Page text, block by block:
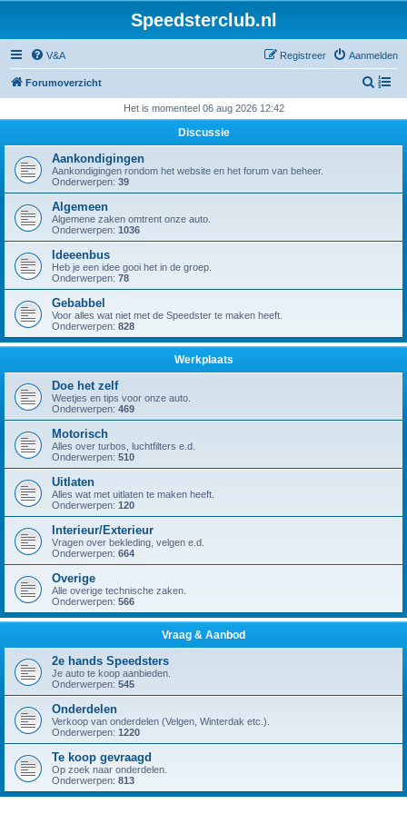
Speedsterclub.nl
V&A Aanmelden
Registreer
Forumoverzicht
Z
k
Het is momenteel 06 aug 2026 12:42
Discussie
Aankondigingen
Aankondigingen rondom het website en het forum van beheer.
Onderwerpen: 39
Algemeen
Algemene zaken omtrent onze auto.
Onderwerpen: 1036
Ideeenbus
Heb je een idee gooi het in de groep.
Onderwerpen: 78
Gebabbel
Voor alles wat niet met de Speedster te maken heeft.
Onderwerpen: 828
Werkplaats
Doe het zelf
Weetjes en tips voor onze auto.
Onderwerpen: 469
Motorisch
Alles over turbos, luchtfilters e.d.
Onderwerpen: 510
Uitlaten
Alles wat met uitlaten te maken heeft.
Onderwerpen: 120
Interieur/Exterieur
Vragen over bekleding, velgen e.d.
Onderwerpen: 664
Overige
Alle overige technische zaken.
Onderwerpen: 566
Vraag & Aanbod
2e hands Speedsters
Je auto te koop aanbieden.
Onderwerpen: 545
Onderdelen
Verkoop van onderdelen (Velgen, Winterdak etc.).
Onderwerpen: 1220
Te koop gevraagd
Op zoek naar onderdelen.
Onderwerpen: 813